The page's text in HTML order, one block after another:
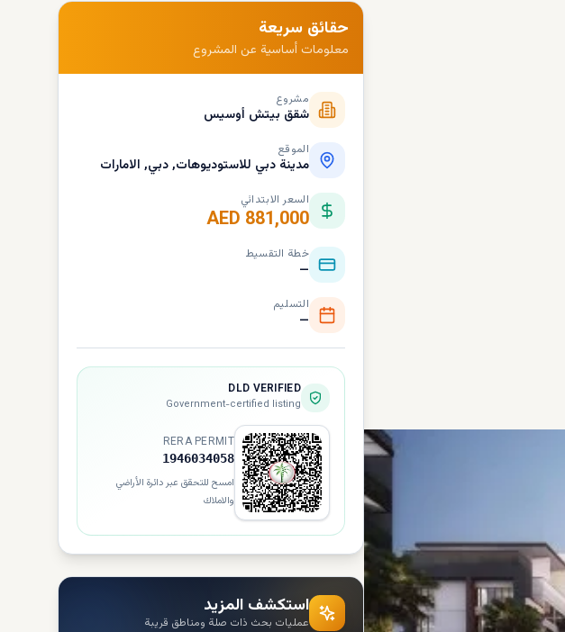
حقائق سريعة
معلومات أساسية عن المشروع
مشروع
شقق بيتش أوسيس
الموقع
مدينة دبي للاستوديوهات, دبي, الامارات
السعر الابتدائي
AED 881,000
خطة التقسيط
—
التسليم
—
DLD VERIFIED
Government-certified listing
RERA PERMIT
1946034058
امسح للتحقق عبر دائرة الأراضي
والاملاك
استكشف المزيد
عمليات بحث ذات صلة ومناطق قريبة